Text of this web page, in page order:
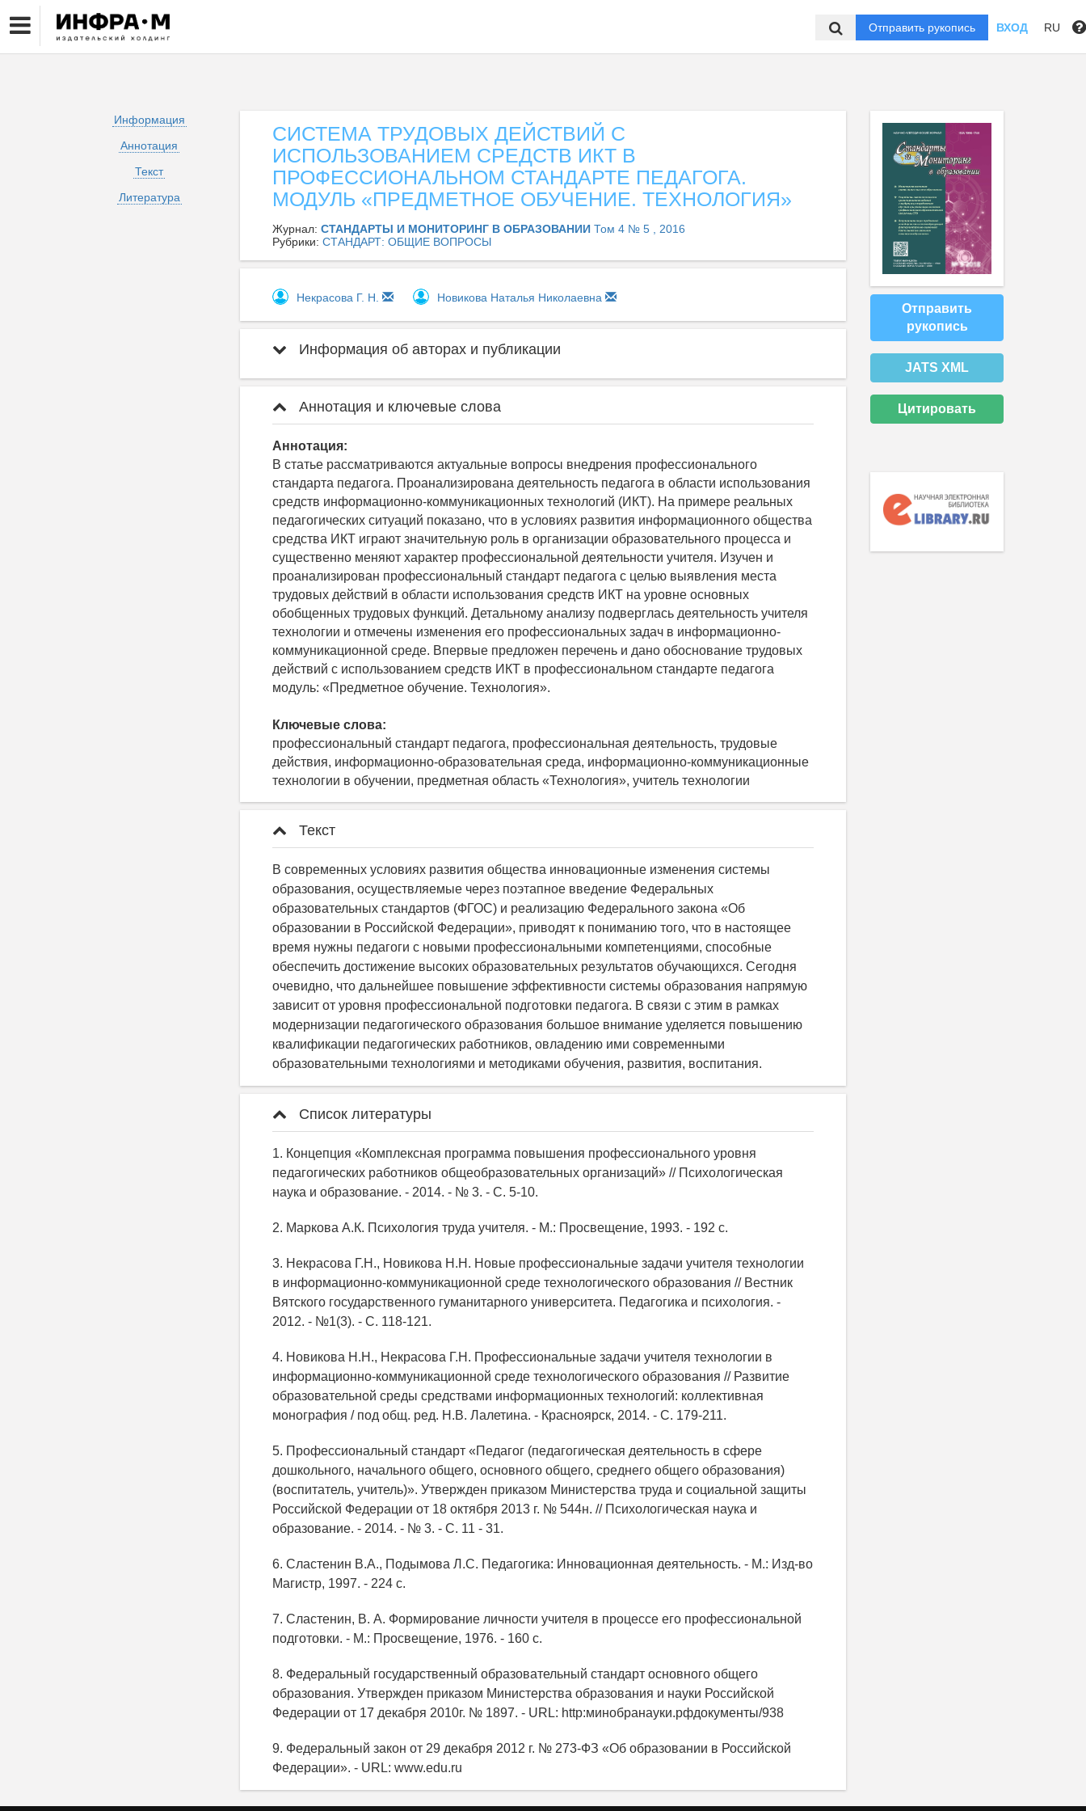
Отправить рукопись ВХОД RU
Информация
Аннотация
Текст
Литература
СИСТЕМА ТРУДОВЫХ ДЕЙСТВИЙ С
ИСПОЛЬЗОВАНИЕМ СРЕДСТВ ИКТ В
ПРОФЕССИОНАЛЬНОМ СТАНДАРТЕ ПЕДАГОГА.
МОДУЛЬ «ПРЕДМЕТНОЕ ОБУЧЕНИЕ. ТЕХНОЛОГИЯ»
Журнал: СТАНДАРТЫ И МОНИТОРИНГ В ОБРАЗОВАНИИ Том 4 № 5 , 2016
Рубрики: СТАНДАРТ: ОБЩИЕ ВОПРОСЫ
Некрасова Г. Н. Новикова Наталья Николаевна
Информация об авторах и публикации
Аннотация и ключевые слова
Аннотация:
В статье рассматриваются актуальные вопросы внедрения профессионального
стандарта педагога. Проанализирована деятельность педагога в области использования
средств информационно-коммуникационных технологий (ИКТ). На примере реальных
педагогических ситуаций показано, что в условиях развития информационного общества
средства ИКТ играют значительную роль в организации образовательного процесса и
существенно меняют характер профессиональной деятельности учителя. Изучен и
проанализирован профессиональный стандарт педагога с целью выявления места
трудовых действий в области использования средств ИКТ на уровне основных
обобщенных трудовых функций. Детальному анализу подверглась деятельность учителя
технологии и отмечены изменения его профессиональных задач в информационно-
коммуникационной среде. Впервые предложен перечень и дано обоснование трудовых
действий с использованием средств ИКТ в профессиональном стандарте педагога
модуль: «Предметное обучение. Технология».
Ключевые слова:
профессиональный стандарт педагога, профессиональная деятельность, трудовые
действия, информационно-образовательная среда, информационно-коммуникационные
технологии в обучении, предметная область «Технология», учитель технологии
Текст
В современных условиях развития общества инновационные изменения системы
образования, осуществляемые через поэтапное введение Федеральных
образовательных стандартов (ФГОС) и реализацию Федерального закона «Об
образовании в Российской Федерации», приводят к пониманию того, что в настоящее
время нужны педагоги с новыми профессиональными компетенциями, способные
обеспечить достижение высоких образовательных результатов обучающихся. Сегодня
очевидно, что дальнейшее повышение эффективности системы образования напрямую
зависит от уровня профессиональной подготовки педагога. В связи с этим в рамках
модернизации педагогического образования большое внимание уделяется повышению
квалификации педагогических работников, овладению ими современными
образовательными технологиями и методиками обучения, развития, воспитания.
Список литературы
1. Концепция «Комплексная программа повышения профессионального уровня
педагогических работников общеобразовательных организаций» // Психологическая
наука и образование. - 2014. - № 3. - C. 5-10.
2. Маркова А.К. Психология труда учителя. - М.: Просвещение, 1993. - 192 с.
3. Некрасова Г.Н., Новикова Н.Н. Новые профессиональные задачи учителя технологии
в информационно-коммуникационной среде технологического образования // Вестник
Вятского государственного гуманитарного университета. Педагогика и психология. -
2012. - №1(3). - С. 118-121.
4. Новикова Н.Н., Некрасова Г.Н. Профессиональные задачи учителя технологии в
информационно-коммуникационной среде технологического образования // Развитие
образовательной среды средствами информационных технологий: коллективная
монография / под общ. ред. Н.В. Лалетина. - Красноярск, 2014. - С. 179-211.
5. Профессиональный стандарт «Педагог (педагогическая деятельность в сфере
дошкольного, начального общего, основного общего, среднего общего образования)
(воспитатель, учитель)». Утвержден приказом Министерства труда и социальной защиты
Российской Федерации от 18 октября 2013 г. № 544н. // Психологическая наука и
образование. - 2014. - № 3. - C. 11 - 31.
6. Сластенин В.А., Подымова Л.С. Педагогика: Инновационная деятельность. - М.: Изд-во
Магистр, 1997. - 224 с.
7. Сластенин, В. А. Формирование личности учителя в процессе его профессиональной
подготовки. - М.: Просвещение, 1976. - 160 с.
8. Федеральный государственный образовательный стандарт основного общего
образования. Утвержден приказом Министерства образования и науки Российской
Федерации от 17 декабря 2010г. № 1897. - URL: http:минобранауки.рфдокументы/938
9. Федеральный закон от 29 декабря 2012 г. № 273-ФЗ «Об образовании в Российской
Федерации». - URL: www.edu.ru
Отправить
рукопись
JATS XML
Цитировать